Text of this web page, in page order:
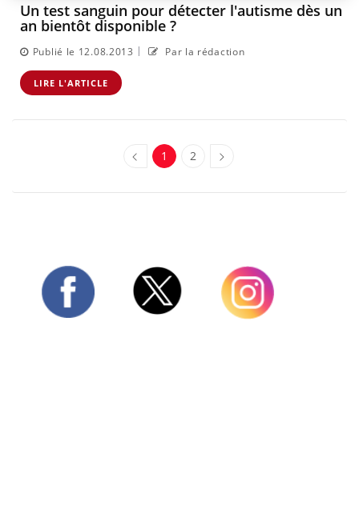
Un test sanguin pour détecter l'autisme dès un
an bientôt disponible ?
Publié le 12.08.2013 | Par la rédaction
LIRE L'ARTICLE
1 2